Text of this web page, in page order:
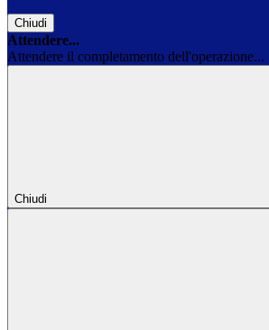
Chiudi
Attendere...
Attendere il completamento dell'operazione...
Chiudi